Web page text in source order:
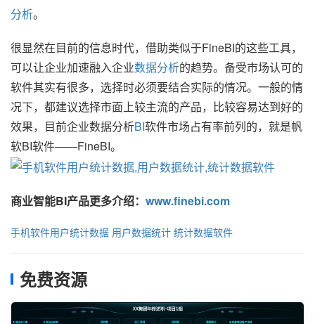
分析。
很显然在目前的信息时代，借助类似于FineBI的这些工具，
可以让企业加速融入企业数据分析的趋势。备受市场认可的
软件其实有很多，选择时必须要结合实际的情况。一般的情
况下，都建议选择市面上较主流的产品，比较容易达到好的
效果，目前企业数据分析BI软件市场占有率前列的，就是帆
软BI软件——FineBI。
商业智能BI产品更多介绍： www.finebi.com
手机软件用户统计数据 用户数据统计 统计数据软件
免费资源